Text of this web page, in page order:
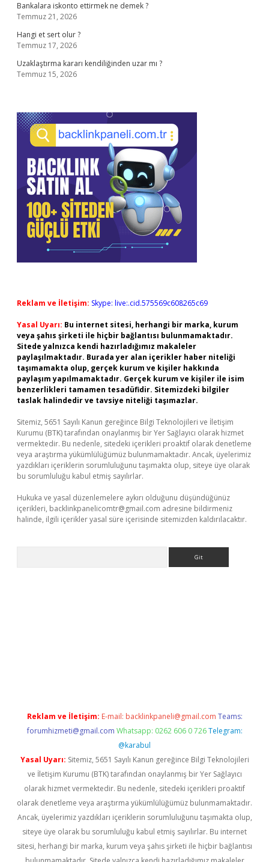
Bankalara iskonto ettirmek ne demek ?
Temmuz 21, 2026
Hangi et sert olur ?
Temmuz 17, 2026
Uzaklaştırma kararı kendiliğinden uzar mı ?
Temmuz 15, 2026
Reklam ve İletişim: Skype: live:.cid.575569c608265c69
Yasal Uyarı: Bu internet sitesi, herhangi bir marka, kurum
veya şahıs şirketi ile hiçbir bağlantısı bulunmamaktadır.
Sitede yalnızca kendi hazırladığımız makaleler
paylaşılmaktadır. Burada yer alan içerikler haber niteliği
taşımamakta olup, gerçek kurum ve kişiler hakkında
paylaşım yapılmamaktadır. Gerçek kurum ve kişiler ile isim
benzerlikleri tamamen tesadüfidir. Sitemizdeki bilgiler
taslak halindedir ve tavsiye niteliği taşımazlar.
Sitemiz, 5651 Sayılı Kanun gereğince Bilgi Teknolojileri ve İletişim
Kurumu (BTK) tarafından onaylanmış bir Yer Sağlayıcı olarak hizmet
vermektedir. Bu nedenle, sitedeki içerikleri proaktif olarak denetleme
veya araştırma yükümlülüğümüz bulunmamaktadır. Ancak, üyelerimiz
yazdıkları içeriklerin sorumluluğunu taşımakta olup, siteye üye olarak
bu sorumluluğu kabul etmiş sayılırlar.
Hukuka ve yasal düzenlemelere aykırı olduğunu düşündüğünüz
içerikleri, backlinkpanelicomtr@gmail.com adresine bildirmeniz
halinde, ilgili içerikler yasal süre içerisinde sitemizden kaldırılacaktır.
Reklam ve İletişim: E-mail: backlinkpaneli@gmail.com Teams:
forumhizmeti@gmail.com Whatsapp: 0262 606 0 726 Telegram:
@karabul
Yasal Uyarı: Sitemiz, 5651 Sayılı Kanun gereğince Bilgi Teknolojileri
ve İletişim Kurumu (BTK) tarafından onaylanmış bir Yer Sağlayıcı
olarak hizmet vermektedir. Bu nedenle, sitedeki içerikleri proaktif
olarak denetleme veya araştırma yükümlülüğümüz bulunmamaktadır.
Ancak, üyelerimiz yazdıkları içeriklerin sorumluluğunu taşımakta olup,
siteye üye olarak bu sorumluluğu kabul etmiş sayılırlar. Bu internet
sitesi, herhangi bir marka, kurum veya şahıs şirketi ile hiçbir bağlantısı